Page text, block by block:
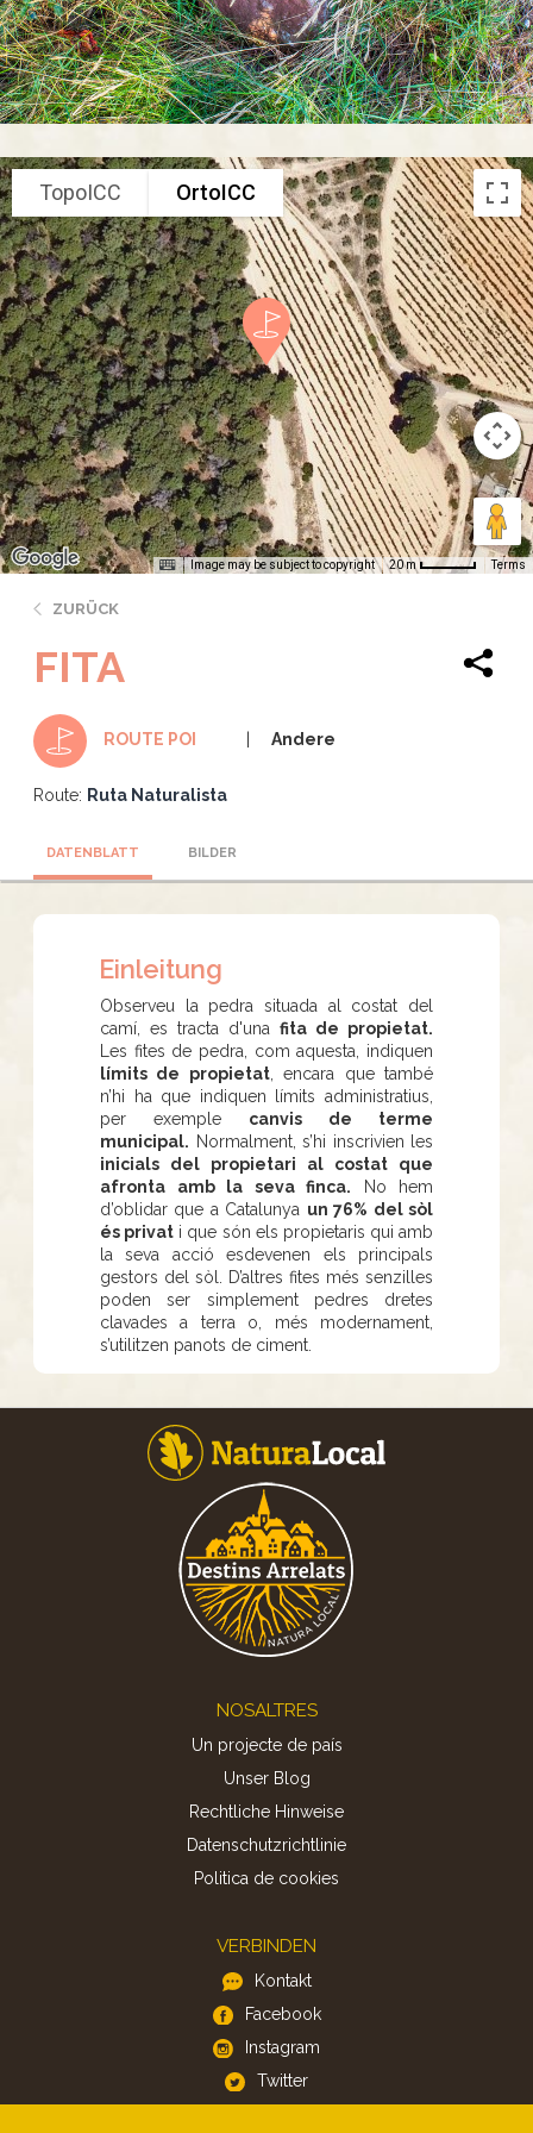
TopoICC OrtoICC
Image may be subject to copyright 20 m Terms
ZURÜCK
FITA
ROUTE POI Andere
Route: Ruta Naturalista
DATENBLATT BILDER
Einleitung
Observeu la pedra situada al costat del
camí, es tracta d'una fita de propietat.
Les fites de pedra, com aquesta, indiquen
límits de propietat, encara que també
n’hi ha que indiquen límits administratius,
per exemple canvis de terme
municipal. Normalment, s’hi inscrivien les
inicials del propietari al costat que
afronta amb la seva finca. No hem
d’oblidar que a Catalunya un 76% del sòl
és privat i que són els propietaris qui amb
la seva acció esdevenen els principals
gestors del sòl. D’altres fites més senzilles
poden ser simplement pedres dretes
clavades a terra o, més modernament,
s’utilitzen panots de ciment.
NOSALTRES
Un projecte de país
Unser Blog
Rechtliche Hinweise
Datenschutzrichtlinie
Politica de cookies
VERBINDEN
Kontakt
Facebook
Instagram
Twitter